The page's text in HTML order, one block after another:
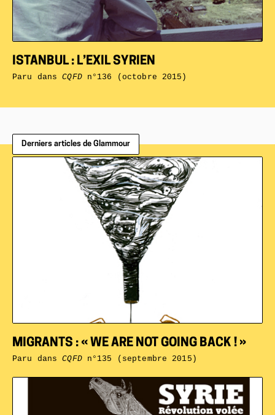
ISTANBUL : L’EXIL SYRIEN
Paru dansCQFDn°136 (octobre 2015)
Derniers articles de Glammour
MIGRANTS : « WE ARE NOT GOING BACK ! »
Paru dansCQFDn°135 (septembre 2015)